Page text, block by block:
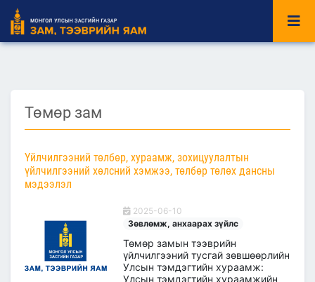
Төмөр зам
Үйлчилгээний төлбөр, хураамж, зохицуулалтын
үйлчилгээний хөлсний хэмжээ, төлбөр төлөх дансны
мэдээлэл
2025-06-10
Зөвлөмж, анхаарах зүйлс
Төмөр замын тээврийн
үйлчилгээний тусгай зөвшөөрлийн
Улсын тэмдэгтийн хураамж:
Улсын тэмдэгтийн хураамжийн